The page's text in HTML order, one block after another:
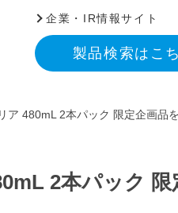
企業・IR情報サイト
製品検索はこ
ア 480mL 2本パック 限定企画品
2本パック